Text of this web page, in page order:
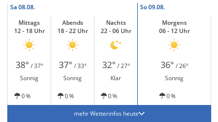
Sa 08.08. So09.08.
Mittags
12 - 18 Uhr
Abends
18 - 22 Uhr
Nachts
22 - 06 Uhr
Morgens
06 - 12 Uhr
38° / 37° 37° / 33° 32° / 27° 36° / 26°
Sonnig
Sonnig Klar Sonnig
0 % 0 % 0 % 0 %
mehr Wetterinfos heute